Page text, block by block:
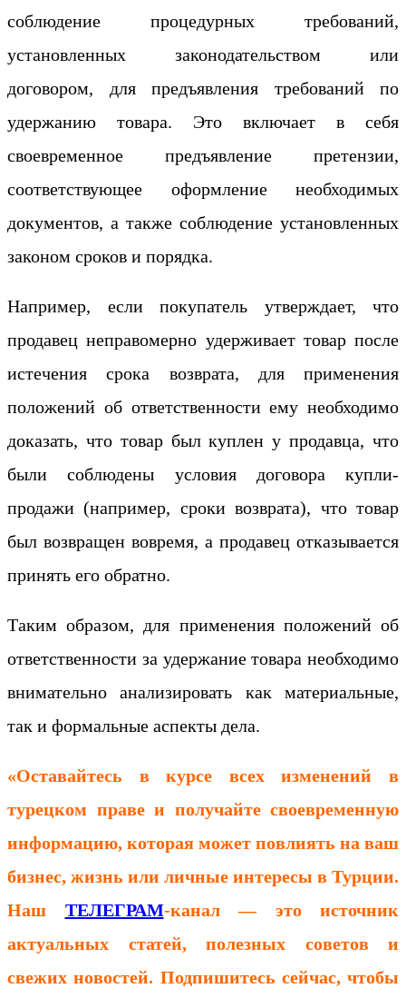
соблюдение процедурных требований,
установленных законодательством или
договором, для предъявления требований по
удержанию товара. Это включает в себя
своевременное предъявление претензии,
соответствующее оформление необходимых
документов, а также соблюдение установленных
законом сроков и порядка.
Например, если покупатель утверждает, что
продавец неправомерно удерживает товар после
истечения срока возврата, для применения
положений об ответственности ему необходимо
доказать, что товар был куплен у продавца, что
были соблюдены условия договора купли-
продажи (например, сроки возврата), что товар
был возвращен вовремя, а продавец отказывается
принять его обратно.
Таким образом, для применения положений об
ответственности за удержание товара необходимо
внимательно анализировать как материальные,
так и формальные аспекты дела.
«Оставайтесь в курсе всех изменений в
турецком праве и получайте своевременную
информацию, которая может повлиять на ваш
бизнес, жизнь или личные интересы в Турции.
Наш ТЕЛЕГРАМ-канал— это источник
актуальных статей, полезных советов и
свежих новостей. Подпишитесь сейчас, чтобы